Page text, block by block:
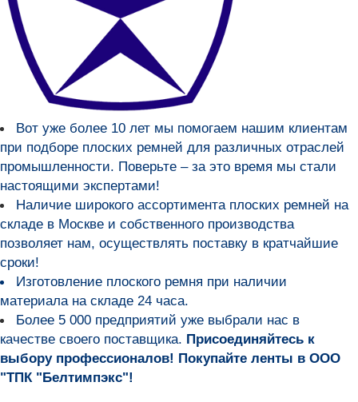
Вот уже более 10 лет мы помогаем нашим клиентам
при подборе плоских ремней для различных отраслей
промышленности. Поверьте – за это время мы стали
настоящими экспертами!
Наличие широкого ассортимента плоских ремней на
складе в Москве и собственного производства
позволяет нам, осуществлять поставку в кратчайшие
сроки!
Изготовление плоского ремня при наличии
материала на складе 24 часа.
Более 5 000 предприятий уже выбрали нас в
качестве своего поставщика. Присоединяйтесь к
выбору профессионалов! Покупайте ленты в ООО
"ТПК "Белтимпэкс"!